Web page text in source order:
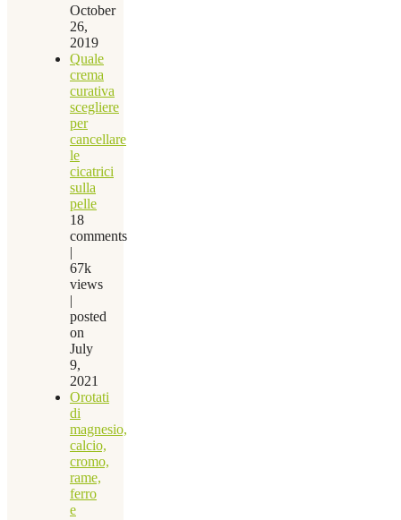
October
26,
2019
Quale
crema
curativa
scegliere
per
cancellare
le
cicatrici
sulla
pelle
18
comments
|
67k
views
|
posted
on
July
9,
2021
Orotati
di
magnesio,
calcio,
cromo,
rame,
ferro
e